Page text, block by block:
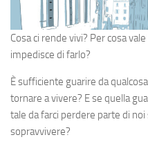
Cosa ci rende vivi? Per cosa
impedisce di farlo?
È sufficiente guarire da
tornare a vivere? E se quella
tale da farci perdere parte di
sopravvivere?